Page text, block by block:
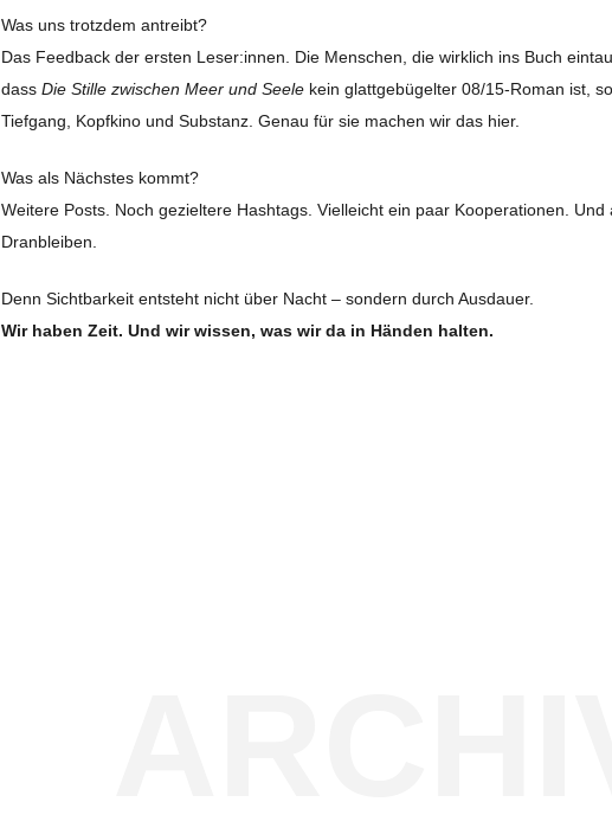
Was uns trotzdem antreibt?
Das Feedback der ersten Leser:innen. Die Menschen, die wirklich ins Buch
dass Die Stille zwischen Meer und Seele kein glattgebügelter 08/15-Roman ist,
Tiefgang, Kopfkino und Substanz. Genau für sie machen wir das hier.
Was als Nächstes kommt?
Weitere Posts. Noch gezieltere Hashtags. Vielleicht ein paar Kooperationen. Und
Dranbleiben.
Denn Sichtbarkeit entsteht nicht über Nacht – sondern durch Ausdauer.
Wir haben Zeit. Und wir wissen, was wir da in Händen halten.